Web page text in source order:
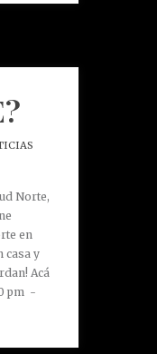
Norte,
en
casa y
Acá
pm -